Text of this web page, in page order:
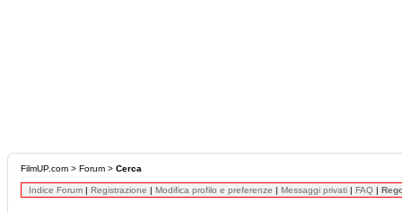
FilmUP.com > Forum > Cerca
Indice Forum | Registrazione | Modifica profilo e preferenze | Messaggi privati | FAQ |